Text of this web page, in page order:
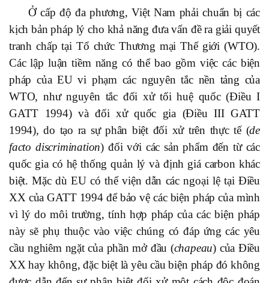
Ở cấp độ đa phương, Việt Nam phải chuẩn bị các
kịch bản pháp lý cho khả năng đưa vấn đề ra giải quyết
tranh chấp tại Tổ chức Thương mại Thế giới (WTO).
Các lập luận tiềm năng có thể bao gồm việc các biện
pháp của EU vi phạm các nguyên tắc nền tảng của
WTO, như nguyên tắc đối xử tối huệ quốc (Điều I
GATT 1994) và đối xử quốc gia (Điều III GATT
1994), do tạo ra sự phân biệt đối xử trên thực tế (de
facto discrimination) đối với các sản phẩm đến từ các
quốc gia có hệ thống quản lý và định giá carbon khác
biệt. Mặc dù EU có thể viện dẫn các ngoại lệ tại Điều
XX của GATT 1994 để bảo vệ các biện pháp của mình
vì lý do môi trường, tính hợp pháp của các biện pháp
này sẽ phụ thuộc vào việc chúng có đáp ứng các yêu
cầu nghiêm ngặt của phần mở đầu (chapeau) của Điều
XX hay không, đặc biệt là yêu cầu biện pháp đó không